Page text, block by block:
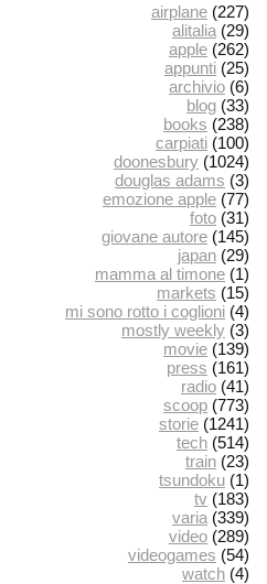
airplane (227)
alitalia (29)
apple (262)
appunti (25)
archivio (6)
blog (33)
books (238)
carpiati (100)
doonesbury (1024)
douglas adams (3)
emozione apple (77)
foto (31)
giovane autore (145)
japan (29)
mamma al timone (1)
markets (15)
mi sono rotto i coglioni (4)
mostly weekly (3)
movie (139)
press (161)
radio (41)
scoop (773)
storie (1241)
tech (514)
train (23)
tsundoku (1)
tv (183)
varia (339)
video (289)
videogames (54)
watch (4)